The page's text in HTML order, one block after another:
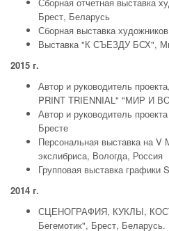
Брест, Беларусь
Сборная выставка
Выставка "К СЪЕЗДУ БСХ",
2015 г.
Автор и руководитель
PRINT TRIENNIAL" "МИР И
Автор и руководитель
Бресте
Персональная выставка на V
экслибриса, Вологда, Россия
Групповая выставка
2014 г.
СЦЕНОГРАФИЯ, КУКЛЫ,
Бегемотик", Брест,